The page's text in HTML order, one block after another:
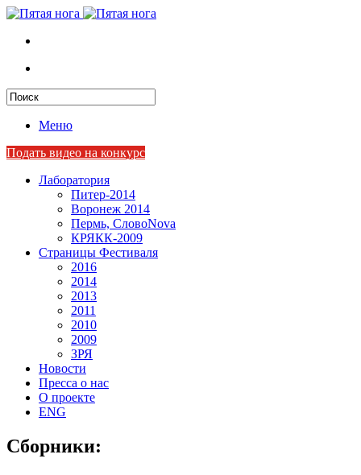
Меню
Подать видео на конкурс
Лаборатория
Питер-2014
Воронеж 2014
Пермь, СловоNova
КРЯКК-2009
Страницы Фестиваля
2016
2014
2013
2011
2010
2009
ЗРЯ
Новости
Пресса о нас
О проекте
ENG
Сборники: